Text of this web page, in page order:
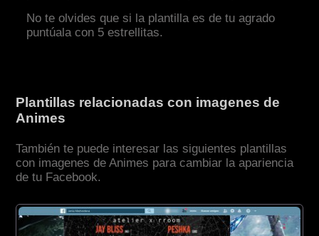
No te olvides que si la plantilla es de tu agrado
puntúala con 5 estrellitas.
Plantillas relacionadas con imagenes de
Animes
También te puede interesar las siguientes plantillas
con imagenes de Animes para cambiar la apariencia
de tu Facebook.